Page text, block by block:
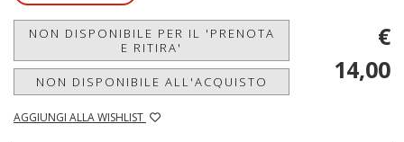
NON DISPONIBILE PER IL 'PRENOTA
E RITIRA'
NON DISPONIBILE ALL'ACQUISTO
AGGIUNGI ALLA WISHLIST
€
14,00